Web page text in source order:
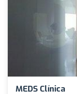
MEDS Clínica